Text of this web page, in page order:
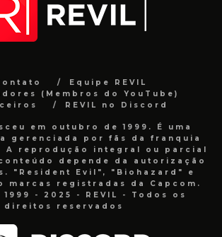
Equipe REVIL
(Membros do YouTube)
REVIL no Discord
em outubro de 1999. É uma
gerenciada por fãs da franquia
A reprodução integral ou parcial
depende da autorização
"Resident Evil", "Biohazard" e
marcas registradas da Capcom.
- 2025 - REVIL - Todos os
direitos reservados